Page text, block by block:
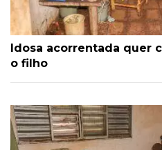
Idosa acorrentada quer
o filho